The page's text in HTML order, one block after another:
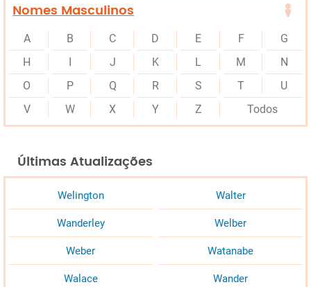
Nomes Masculinos
A B C D E F
G
H
J K L M
N
O
P Q R S T
U
V
W X Y Z Todos
Últimas Atualizações
Welington Walter
Wanderley Welber
Weber Watanabe
Walace Wander